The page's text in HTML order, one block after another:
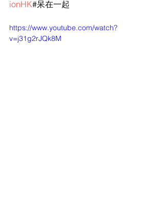
ionHK#呆在一起
https://www.youtube.com/watch?
v=j31g2rJQk8M